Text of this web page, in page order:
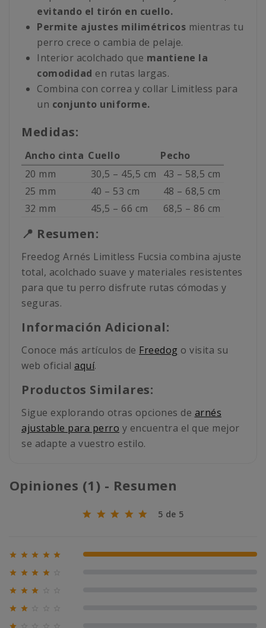
evitando el tirón en cuello.
Permite ajustes milimétricos mientras tu
perro crece o cambia de pelaje.
Interior acolchado que mantiene la
comodidad en rutas largas.
Combina con correa y collar Limitless para
un conjunto uniforme.
Medidas:
Ancho cinta Cuello
Pecho
20 mm
30,5 – 45,5 cm
43 – 58,5 cm
25 mm
40 – 53 cm
48 – 68,5 cm
32 mm
45,5 – 66 cm 68,5 – 86 cm
📍 Resumen:
Freedog Arnés Limitless Fucsia combina ajuste
total, acolchado suave y materiales resistentes
para que tu perro disfrute rutas cómodas y
seguras.
Información Adicional:
Conoce más artículos de Freedog o visita su
web oficial aquí.
Productos Similares:
Sigue explorando otras opciones de arnés
ajustable para perro y encuentra el que mejor
se adapte a vuestro estilo.
Opiniones (1) - Resumen
5 de 5
     100% (1)
   
  
 
